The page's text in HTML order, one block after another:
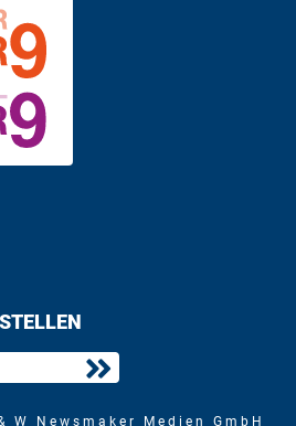
Newsmaker Medien GmbH